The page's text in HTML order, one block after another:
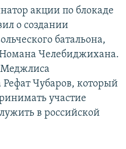
акции по блокаде
о создании
батальона,
Челебиджихана.
Меджлиса
Чубаров, который
участие
в российской